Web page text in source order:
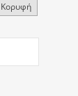
Κορυφή